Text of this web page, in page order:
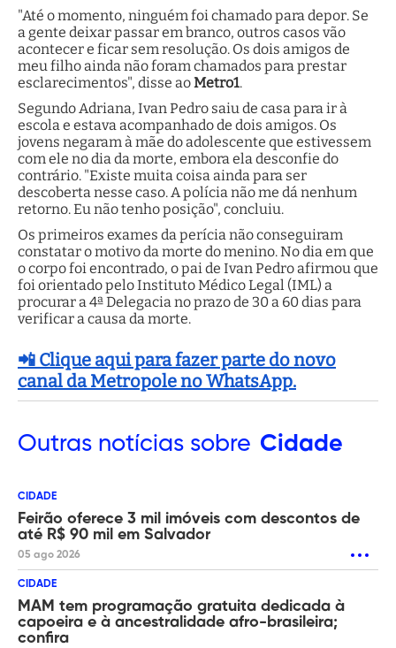
"Até o momento, ninguém foi chamado para depor. Se
a gente deixar passar em branco, outros casos vão
acontecer e ficar sem resolução. Os dois amigos de
meu filho ainda não foram chamados para prestar
esclarecimentos", disse aoMetro1.
Segundo Adriana, Ivan Pedro saiu de casa para ir à
escola e estava acompanhado de dois amigos. Os
jovens negaram à mãe do adolescente que estivessem
com ele no dia da morte, embora ela desconfie do
contrário. "Existe muita coisa ainda para ser
descoberta nesse caso. A polícia não me dá nenhum
retorno. Eu não tenho posição", concluiu.
Os primeiros exames da perícia não conseguiram
constatar o motivo da morte do menino. No dia em que
o corpo foi encontrado, o pai de Ivan Pedro afirmou que
foi orientado pelo Instituto Médico Legal (IML) a
procurar a 4ª Delegacia no prazo de 30 a 60 dias para
verificar a causa da morte.
📲 Clique aqui para fazer parte do novo
canal da Metropole no WhatsApp.
Outras notícias sobre Cidade
CIDADE
Feirão oferece 3 mil imóveis com descontos de
até R$ 90 mil em Salvador
05 ago 2026
CIDADE
MAM tem programação gratuita dedicada à
capoeira e à ancestralidade afro-brasileira;
confira